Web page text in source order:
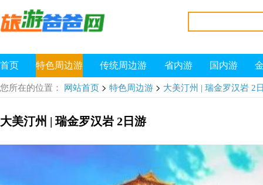
首页 特色周边游 传统周边游 省内游 国内游
您所在的位置： 网站首页 > 特色周边游 > 大美汀州 | 瑞金罗汉岩 2
大美汀州 | 瑞金罗汉岩 2日游